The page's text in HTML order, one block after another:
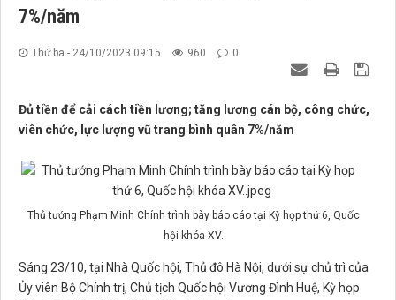
7%/năm
Thứ ba - 24/10/2023 09:15 960 0
Đủ tiền để cải cách tiền lương; tăng lương cán bộ, công chức,
viên chức, lực lượng vũ trang bình quân 7%/năm
Thủ tướng Phạm Minh Chính trình bày báo cáo tại Kỳ họp thứ 6, Quốc
hội khóa XV.
Sáng 23/10, tại Nhà Quốc hội, Thủ đô Hà Nội, dưới sự chủ trì của
Ủy viên Bộ Chính trị, Chủ tịch Quốc hội Vương Đình Huệ, Kỳ họp